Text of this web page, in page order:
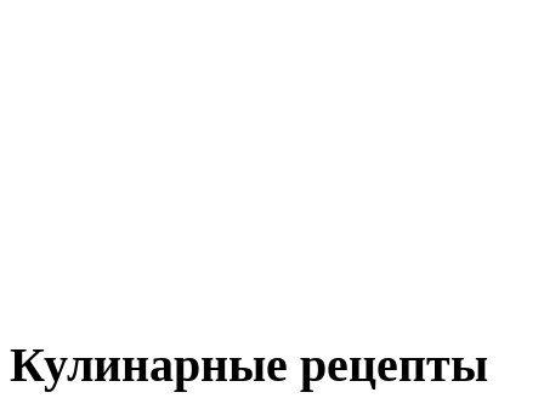
Кулинарные рецепты